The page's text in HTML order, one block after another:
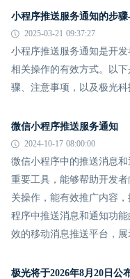
小程序推送服务通知的步
2025-03-21 09:37:27
小程序推送服务通知是开
相关操作的有效方式。以
骤、注意事项，以及极光
微信小程序推送服务通知
2024-10-17 08:00:00
微信小程序中的推送消息
重要工具，能够帮助开发
关操作，能有效推广内容
程序中推送消息和通知功
效的移动消息推送平台，展
极光将于2026年8月20日公